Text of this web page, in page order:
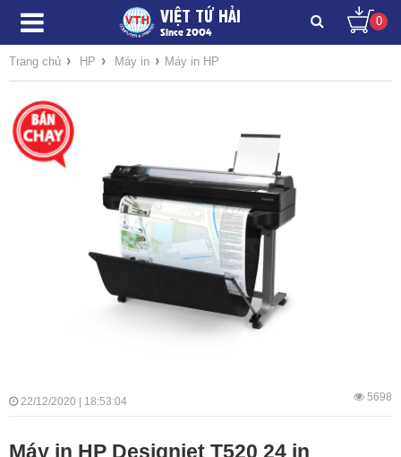
VIỆT TỨ HẢI
Since 2004
0
Trang chủ › HP › Máy in › Máy in HP
22/12/2020 | 18:53:04 5698
Máy in HP Designjet T520 24 in